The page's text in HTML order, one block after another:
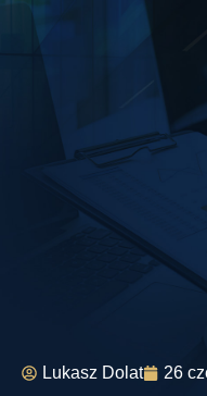
Lukasz Dolat 26